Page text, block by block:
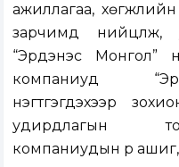
ажиллагаа,
зарчимд
“Эрдэнэс Монгол”
компаниуд
нэгтгэгдэхээр
удирдлагын
компаниудын үр ашиг,